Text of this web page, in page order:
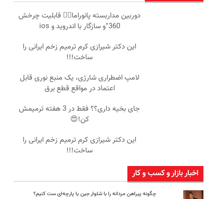
دوربین مداربسته پانوراما👈🏻 قابلیت چرخش
360°و سازگار با اندروید و ios
این دکتر شیرازی کرم ترمیم زخم ایرانی را
ساخت!!!
لامپ اضطراری شارژی، یک منبع نوری قابل
اعتماد در مواقع قطع برق
جای بخیه داری؟؟ فقط در 3 هفته ترمیمش
کن!😍
این دکتر شیرازی کرم ترمیم زخم ایرانی را
ساخت!!!
اخبار بازار و کسب و کار
چگونه پیراهن مردانه را با شلوار جین یا پارچه‌ای ست کنیم؟